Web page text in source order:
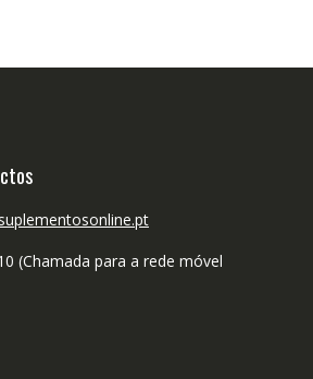
(Chamada para a rede móvel